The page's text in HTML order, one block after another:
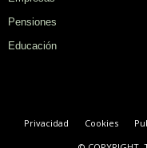
Pensiones
Educación
Privacidad Cookies